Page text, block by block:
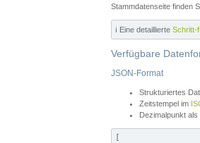
Stammdatenseite finden
ℹ️ Eine detaillierte Schritt-
Verfügbare
JSON-Format
Strukturiertes
Zeitstempel im
Dezimalpunkt
[